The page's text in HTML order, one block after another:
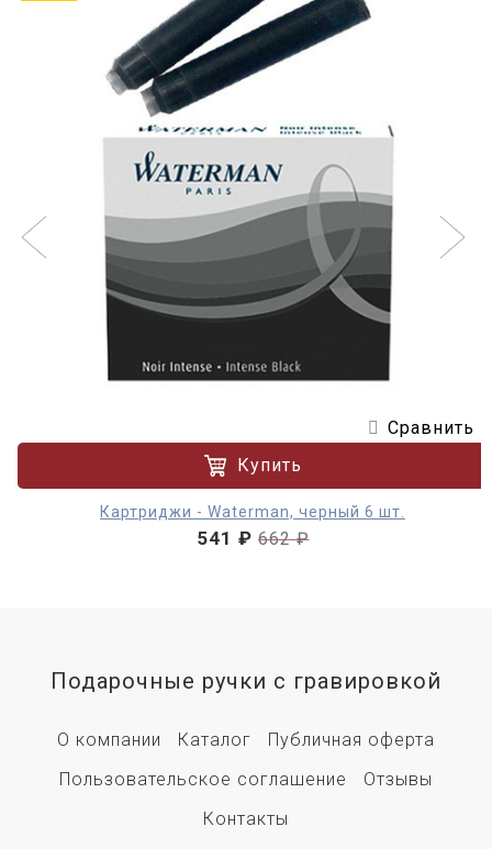
Сравнить
Купить
Картриджи - Waterman, черный 6 шт.
541 ₽ 662 ₽
Подарочные ручки с гравировкой
О компании Каталог
Публичная оферта
Пользовательское соглашение
Отзывы
Контакты